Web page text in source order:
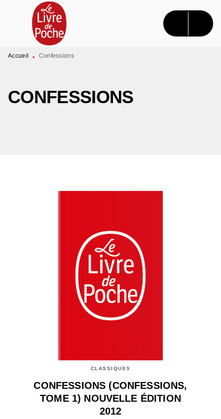
MENU RECHERCHE CONTENU
PIED DE PAGE
Accueil • Confessions
CONFESSIONS
CLASSIQUES
CONFESSIONS (CONFESSIONS,
TOME 1) NOUVELLE ÉDITION
2012